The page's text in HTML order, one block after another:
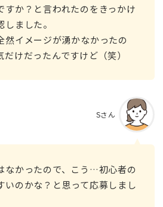
すか？と言われたのをきっかけ
ました。
然イメージが湧かなかったの
けだったんですけど（笑）
Sさん
なかったので、こう…初心者の
いのかな？と思って応募しまし